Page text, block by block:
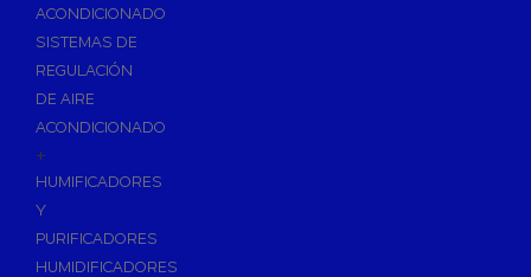
Acumuladores e Interacumuladores
Bombas Circuladoras / Grupos de Bombeo
Bombas de Calefacción
Bombas Simples para ACS
Calderas
Grupos Térmicos de Gasóleo
ACONDICIONADO
SISTEMAS DE
REGULACIÓN
DE AIRE
ACONDICIONADO
+
HUMIFICADORES
Y
PURIFICADORES
HUMIDIFICADORES